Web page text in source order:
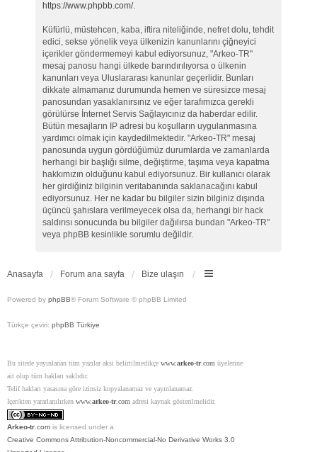
https://www.phpbb.com/.
Küfürlü, müstehcen, kaba, iftira niteliğinde, nefret dolu, tehdit
edici, sekse yönelik veya ülkenizin kanunlarını çiğneyici
içerikler göndermemeyi kabul ediyorsunuz, "Arkeo-TR"
mesaj panosu hangi ülkede barındırılıyorsa o ülkenin
kanunları veya Uluslararası kanunlar geçerlidir. Bunları
dikkate almamanız durumunda hemen ve süresizce mesaj
panosundan yasaklanırsınız ve eğer tarafımızca gerekli
görülürse İnternet Servis Sağlayıcınız da haberdar edilir.
Bütün mesajların IP adresi bu koşulların uygulanmasına
yardımcı olmak için kaydedilmektedir. "Arkeo-TR" mesaj
panosunda uygun gördüğümüz durumlarda ve zamanlarda
herhangi bir başlığı silme, değiştirme, taşıma veya kapatma
hakkımızın olduğunu kabul ediyorsunuz. Bir kullanıcı olarak
her girdiğiniz bilginin veritabanında saklanacağını kabul
ediyorsunuz. Her ne kadar bu bilgiler sizin bilginiz dışında
üçüncü şahıslara verilmeyecek olsa da, herhangi bir hack
saldırısı sonucunda bu bilgiler dağılırsa bundan "Arkeo-TR"
veya phpBB kesinlikle sorumlu değildir.
Anasayfa Forum ana sayfa Bize ulaşın
Powered by phpBB® Forum Software © phpBB Limited
Türkçe çeviri: phpBB Türkiye
Bu sitede yayınlanan tüm yazılar aksi belirtilmedikçe www.arkeo-tr.com üyelerine
ait olup tüm hakları saklıdır.
Telif hakları yasasına göre izinsiz kopyalanamaz ve yayınlanamaz.
İçerikten yararlanılırken www.arkeo-tr.com adresi kaynak gösterilmelidir.
Arkeo-tr .com is licensed under a
Creative Commons Attribution-Noncommercial-No Derivative Works 3.0